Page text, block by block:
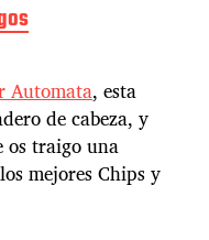
Automata, esta
de cabeza, y
os traigo una
los mejores Chips y